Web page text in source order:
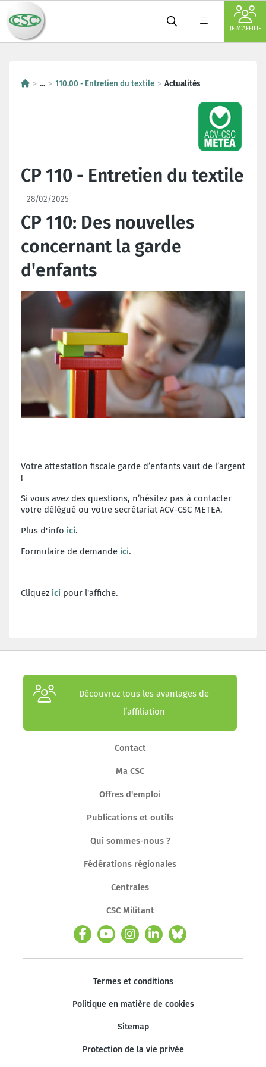
JE M'AFFILIE
... 110.00 - Entretien du textile Actualités
CP 110 - Entretien du textile
28/02/2025
CP 110: Des nouvelles
concernant la garde
d'enfants
Votre attestation fiscale garde d’enfants vaut de l’argent
!
Si vous avez des questions, n’hésitez pas à contacter
votre délégué ou votre secrétariat ACV-CSC METEA.
Plus d'info ici.
Formulaire de demande ici.
Cliquez ici pour l'affiche.
Découvrez tous les avantages de
l’affiliation
Contact
Ma CSC
Offres d'emploi
Publications et outils
Qui sommes-nous ?
Fédérations régionales
Centrales
CSC Militant
Termes et conditions
Politique en matière de cookies
Sitemap
Protection de la vie privée